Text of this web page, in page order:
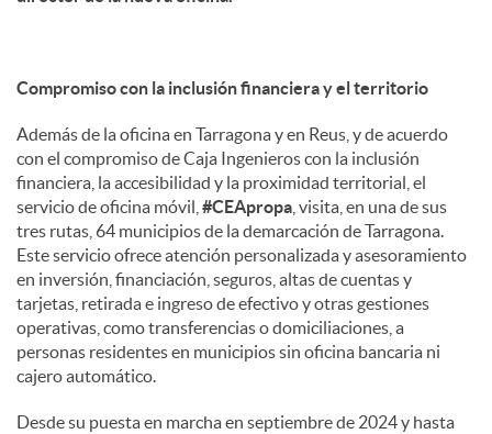
Compromiso con la inclusión financiera y el territorio
Además de la oficina en Tarragona y en Reus, y de acuerdo
con el compromiso de Caja Ingenieros con la inclusión
financiera, la accesibilidad y la proximidad territorial, el
servicio de oficina móvil, #CEApropa , visita, en una de sus
tres rutas, 64 municipios de la demarcación de Tarragona.
Este servicio ofrece atención personalizada y asesoramiento
en inversión, financiación, seguros, altas de cuentas y
tarjetas, retirada e ingreso de efectivo y otras gestiones
operativas, como transferencias o domiciliaciones, a
personas residentes en municipios sin oficina bancaria ni
cajero automático.
Desde su puesta en marcha en septiembre de 2024 y hasta